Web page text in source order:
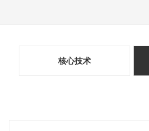
核心技术